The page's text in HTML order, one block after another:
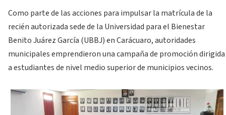
Como parte de las acciones para impulsar la matrícula de la
recién autorizada sede de la Universidad para el Bienestar
Benito Juárez García (UBBJ) en Carácuaro, autoridades
municipales emprendieron una campaña de promoción dirigida
a estudiantes de nivel medio superior de municipios vecinos.